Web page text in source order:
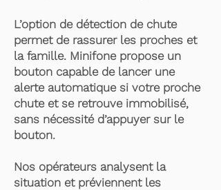
L’option de détection de chute
permet de rassurer les proches et
la famille. Minifone propose un
bouton capable de lancer une
alerte automatique si votre proche
chute et se retrouve immobilisé,
sans nécessité d’appuyer sur le
bouton.
Nos opérateurs analysent la
situation et préviennent les